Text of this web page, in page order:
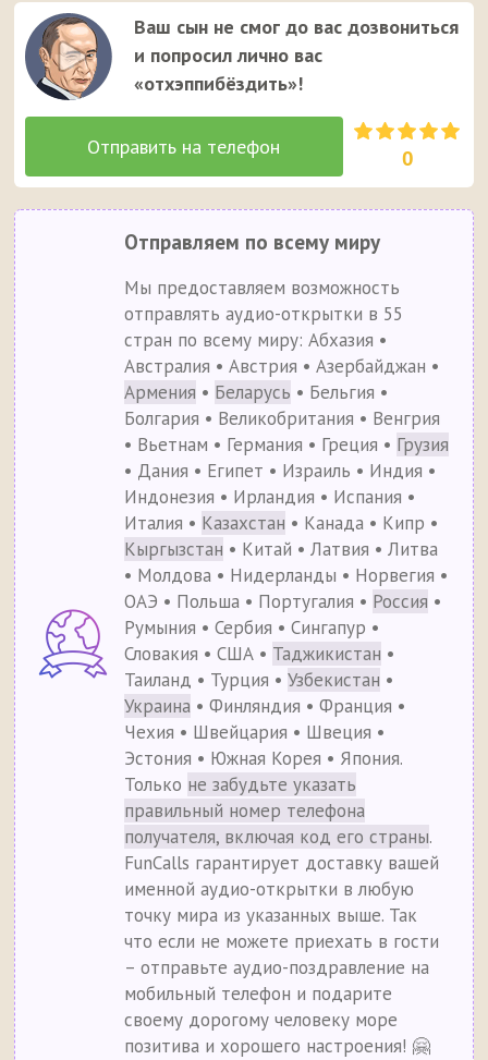
Ваш сын не смог до вас дозвониться
и попросил лично вас
«отхэппибёздить»!
0
Отправляем по всему миру
Мы предоставляем возможность
отправлять аудио-открытки в 55
стран по всему миру: Абхазия •
Австралия • Австрия • Азербайджан •
Армения • Беларусь • Бельгия •
Болгария • Великобритания • Венгрия
• Вьетнам • Германия • Греция • Грузия
• Дания • Египет • Израиль • Индия •
Индонезия • Ирландия • Испания •
Италия • Казахстан • Канада • Кипр •
Кыргызстан • Китай • Латвия • Литва
• Молдова • Нидерланды • Норвегия •
ОАЭ • Польша • Португалия • Россия •
Румыния • Сербия • Сингапур •
Словакия • США • Таджикистан •
Таиланд • Турция •Узбекистан •
Украина • Финляндия • Франция •
Чехия • Швейцария • Швеция •
Эстония • Южная Корея • Япония.
Только не забудьте указать
правильный номер телефона
получателя, включая код его страны.
FunCalls гарантирует доставку вашей
именной аудио-открытки в любую
точку мира из указанных выше. Так
что если не можете приехать в гости
– отправьте аудио-поздравление на
мобильный телефон и подарите
своему дорогому человеку море
позитива и хорошего настроения! 🤗